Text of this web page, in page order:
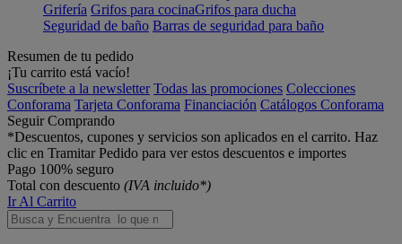
Grifería Grifos para cocinaGrifos para ducha
Seguridad de baño Barras de seguridad para baño
Resumen de tu pedido
¡Tu carrito está vacío!
Suscríbete a la newsletter Todas las promociones Colecciones
Conforama Tarjeta Conforama Financiación Catálogos Conforama
Seguir Comprando
*Descuentos, cupones y servicios son aplicados en el carrito. Haz
clic en Tramitar Pedido para ver estos descuentos e importes
Pago 100% seguro
Total con descuento (IVA incluido*)
Ir Al Carrito